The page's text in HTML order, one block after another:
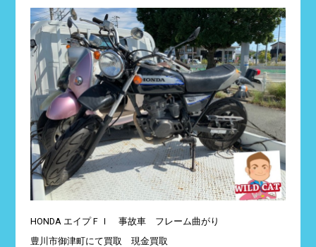
HONDA エイプＦＩ 事故車 フレーム曲がり
豊川市御津町にて買取 現金買取